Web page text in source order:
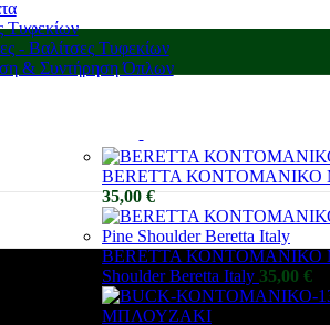
Τυφεκίων
- Βαλίτσες Τυφεκίων
& Συντήρηση Όπλων
BERETTA ΚΟΝΤΟΜΑΝΙΚΟ
35,00 €
BERETTA ΚΟΝΤΟΜΑΝΙΚΟ
Shoulder Beretta Italy 35,00 €